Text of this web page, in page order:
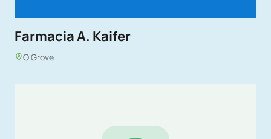
Farmacia A. Kaifer
O Grove